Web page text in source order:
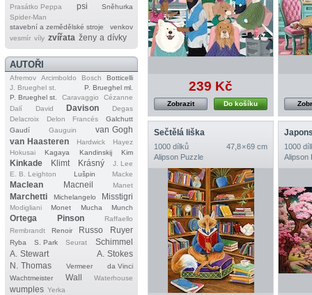
Prasátko Peppa psi
Sněhurka
Spider‐Man
stavební a zemědělské stroje
venkov
vesmír víly zvířata ženy a dívky
AUTOŘI
Afremov Arcimboldo Bosch
Botticelli
J. Brueghel st.
P. Brueghel ml.
P. Brueghel st.
Caravaggio
Cézanne
Dalí
David Davison
Degas
Delacroix
Delon Francés
Galchutt
Gaudí
Gauguin
van Gogh
van Haasteren
Hardwick
Hayez
Hokusai
Kagaya Kandinskij Kim
Kinkade Klimt Krásný
J. Lee
E. B. Leighton
Lušpin Macke
Maclean Macneil Manet
Marchetti Michelangelo Misstigri
Modigliani Monet Mucha Munch
Ortega Pinson
Raffaello
Rembrandt
Renoir Russo Ruyer
Ryba S. Park Seurat
Schimmel
A. Stewart
A. Stokes
N. Thomas
Vermeer
da Vinci
Wachtmeister
Wall Waterhouse
wumples Yerka
239 Kč
Do košíku
Zobrazit
Sečtělá liška
1000 dílků
47,8 × 69 cm
Alipson Puzzle
1000
Alipson